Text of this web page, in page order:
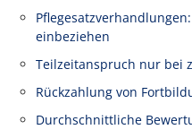
einbeziehen
Teilzeitanspruch nur bei
Rückzahlung von
Durchschnittliche